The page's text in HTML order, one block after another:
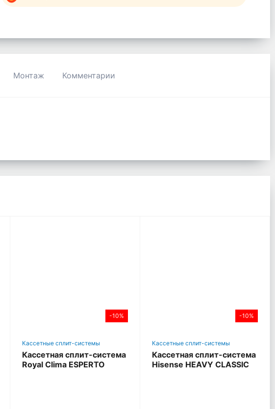
Монтаж Комментарии
-10%
Кассетные сплит-системы
Кассетная сплит-система
Royal Clima ESPERTO
-10%
Кассетные сплит-системы
Кассетная сплит-система
Hisense HEAVY CLASSIC